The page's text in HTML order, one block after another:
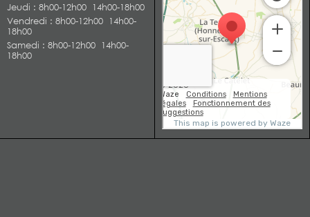
Jeudi : 8h00-12h00 14h00-18h00
Vendredi : 8h00-12h00 14h00-
18h00
Samedi : 8h00-12h00 14h00-
18h00